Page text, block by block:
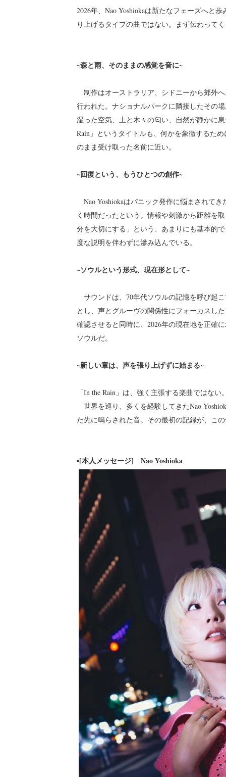
2026年、Nao Yoshiokaは新たなフェーズへと
り上げるタイプの曲ではない。まず伝わって
~森と雨、そのままの感覚を音に~
制作はオーストラリア、シドニーから郊外
行われた。ナショナルパークに隣接したその
湿った空気、土と木々の匂い、自然が静かに
Rain」というタイトルも、何かを象徴するた
のまま受け取った名前に近い。
~回復という、もうひとつの創作~
Nao Yoshiokaはパニック発作に悩まされて
く時間だったという。情報や刺激から距離を
分を大切にする」という、あまりにも基本的
度な説明を伴わずに滲み込んでいる。
~ソウルという形式、現在形として~
サウンドは、70年代ソウルの記憶を呼び起
とし、声とグルーヴの関係性にフォーカスし
確認させると同時に、2026年の現在地を正確
ソウルだ。
~新しい章は、声を張り上げずに始まる~
「In the Rain」は、強く主張する楽曲ではな
世界を巡り、多くを経験してきたNao
た先に鳴らされた音。その最初の記録が、こ
▪︎[本人メッセージ] Nao Yoshioka